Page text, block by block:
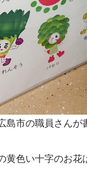
島市の職員さんが
黄色い十字のお花